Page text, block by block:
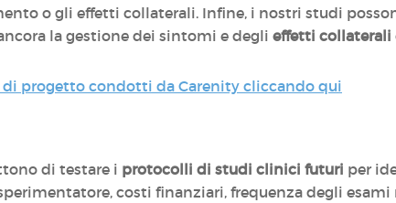
o gli effetti collaterali. Infine, i nostri studi
la gestione dei sintomi e degli effetti collaterali
progetto condotti da Carenity cliccando qui
di testare i protocolli di studi clinici futuri per
costi finanziari, frequenza degli